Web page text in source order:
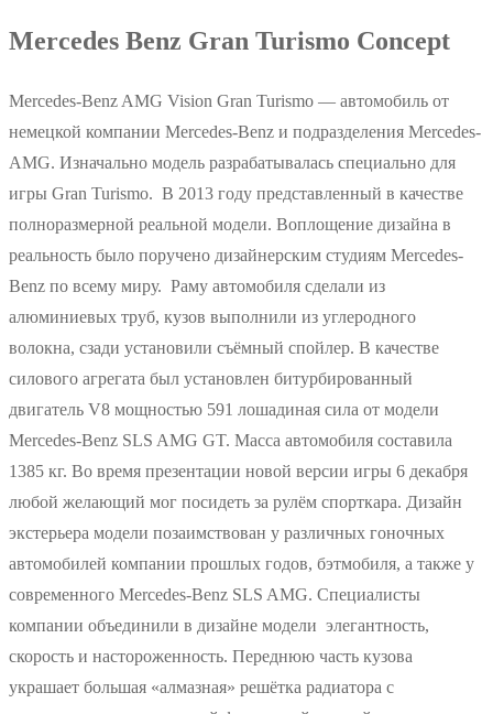
Mercedes Benz Gran Turismo Concept
Mercedes-Benz AMG Vision Gran Turismo — автомобиль от
немецкой компании Mercedes-Benz и подразделения Mercedes-
AMG. Изначально модель разрабатывалась специально для
игры Gran Turismo. В 2013 году представленный в качестве
полноразмерной реальной модели. Воплощение дизайна в
реальность было поручено дизайнерским студиям Mercedes-
Benz по всему миру. Раму автомобиля сделали из
алюминиевых труб, кузов выполнили из углеродного
волокна, сзади установили съёмный спойлер. В качестве
силового агрегата был установлен битурбированный
двигатель V8 мощностью 591 лошадиная сила от модели
Mercedes-Benz SLS AMG GT. Масса автомобиля составила
1385 кг. Во время презентации новой версии игры 6 декабря
любой желающий мог посидеть за рулём спорткара. Дизайн
экстерьера модели позаимствован у различных гоночных
автомобилей компании прошлых годов, бэтмобиля, а также у
современного Mercedes-Benz SLS AMG. Специалисты
компании объединили в дизайне модели элегантность,
скорость и настороженность. Переднюю часть кузова
украшает большая «алмазная» решётка радиатора с